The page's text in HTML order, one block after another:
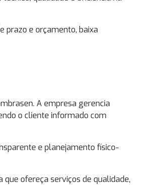
prazo e orçamento, baixa
A empresa gerencia
o cliente informado com
e planejamento físico-
que ofereça serviços de qualidade,